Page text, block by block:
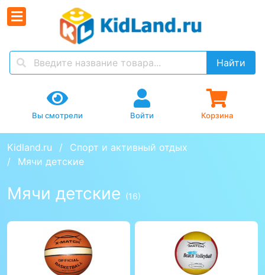
Найти
Вы смотрели Войти Корзина
Kidland.ru
Спорт и активный отдых
Мячи детские
Мячи детские (16)